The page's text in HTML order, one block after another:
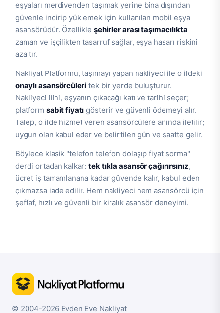
eşyaları merdivenden taşımak yerine bina dışından
güvenle indirip yüklemek için kullanılan mobil eşya
asansörüdür. Özellikleşehirler arası taşımacılıkta
zaman ve işçilikten tasarruf sağlar, eşya hasarı riskini
azaltır.
Nakliyat Platformu, taşımayı yapan nakliyeci ile o ildeki
onaylı asansörcüleri tek bir yerde buluşturur.
Nakliyeci ilini, eşyanın çıkacağı katı ve tarihi seçer;
platform sabit fiyatı gösterir ve güvenli ödemeyi alır.
Talep, o ilde hizmet veren asansörcülere anında iletilir;
uygun olan kabul eder ve belirtilen gün ve saatte gelir.
Böylece klasik "telefon telefon dolaşıp fiyat sorma"
derdi ortadan kalkar:tek tıkla asansör çağırırsınız,
ücret iş tamamlanana kadar güvende kalır, kabul eden
çıkmazsa iade edilir. Hem nakliyeci hem asansörcü için
şeffaf, hızlı ve güvenli bir kiralık asansör deneyimi.
© 2004-2026 Evden Eve Nakliyat